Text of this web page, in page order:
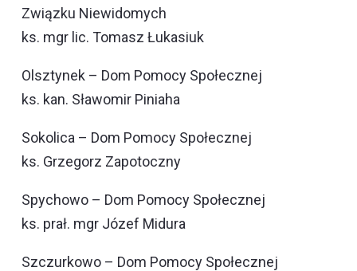
Związku Niewidomych
ks. mgr lic. Tomasz Łukasiuk
Olsztynek – Dom Pomocy Społecznej
ks. kan. Sławomir Piniaha
Sokolica – Dom Pomocy Społecznej
ks. Grzegorz Zapotoczny
Spychowo – Dom Pomocy Społecznej
ks. prał. mgr Józef Midura
Szczurkowo – Dom Pomocy Społecznej